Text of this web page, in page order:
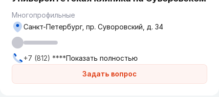
Многопрофильные
Задать вопрос
Санкт-Петербург, пр. Суворовский, д. 34
+7 (812) ****Показать полностью